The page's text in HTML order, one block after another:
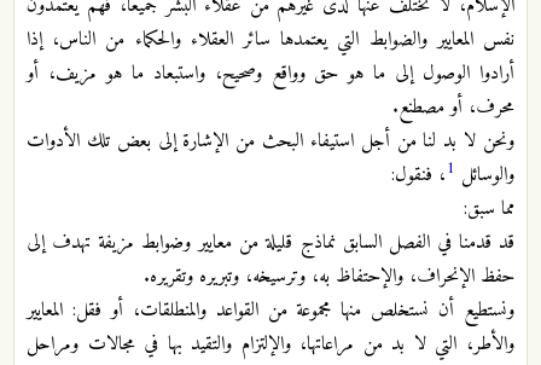
نفس المعايير والضوابط التي يعتمدها سائر العقلاء والحكماء من الناس، إذا
أرادوا الوصول إلى ما هو حق وواقع وصحيح، واستبعاد ما هو مزيف، أو
محرف، أو مصطنع.
ونحن لا بد لنا من أجل استيفاء البحث من الإشارة إلى بعض تلك الأدوات
والوسائل 1، فنقول:
مما سبق:
قد قدمنا في الفصل السابق نماذج قليلة من معايير وضوابط مزيفة تهدف إلى
حفظ الإنحراف، والإحتفاظ به، وترسيخه، وتبريره وتقريره.
ونستطيع أن نستخلص منها مجموعة من القواعد والمنطلقات، أو فقل: المعايير
والأطر، التي لا بد من مراعاتها، والإلتزام والتقيد بها في مجالات ومراحل